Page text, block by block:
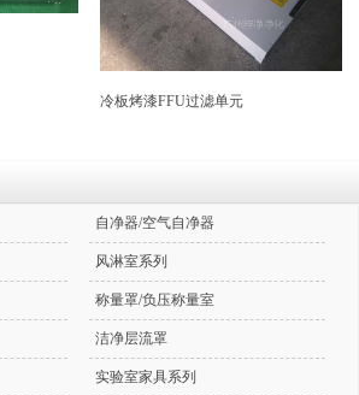
冷板烤漆FFU过滤单元
自净器/空气自净器
风淋室系列
称量罩/负压称量室
洁净层流罩
实验室家具系列